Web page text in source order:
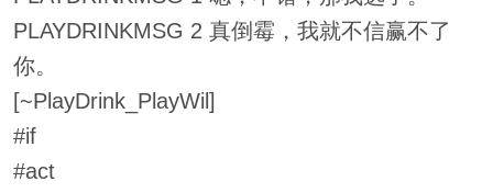
PLAYDRINKMSG 2 真倒霉，我就不信赢不了
你。
[~PlayDrink_PlayWil]
#if
#act